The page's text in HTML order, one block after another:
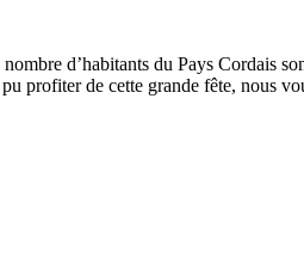
d’habitants du Pays Cordais
profiter de cette grande fête, nous